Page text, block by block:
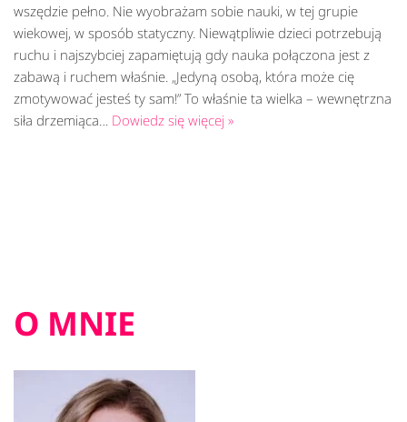
wszędzie pełno. Nie wyobrażam sobie nauki, w tej grupie
wiekowej, w sposób statyczny. Niewątpliwie dzieci potrzebują
ruchu i najszybciej zapamiętują gdy nauka połączona jest z
zabawą i ruchem właśnie. „Jedyną osobą, która może cię
zmotywować jesteś ty sam!” To właśnie ta wielka – wewnętrzna
siła drzemiąca… Dowiedz się więcej »
O MNIE